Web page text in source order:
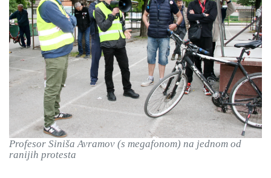
Profesor Siniša Avramov (s megafonom) na jednom od
ranijih protesta